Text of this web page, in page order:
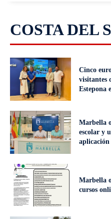
COSTA DEL
Cinco
visitantes
Estepona
Marbella
escolar y
Marbella
cursos